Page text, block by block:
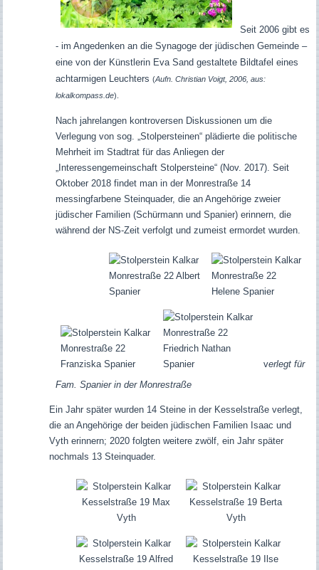
Seit 2006 gibt es
- im Angedenken an die Synagoge der jüdischen Gemeinde –
eine von der Künstlerin Eva Sand gestaltete Bildtafel eines
achtarmigen Leuchters (Aufn. Christian Voigt, 2006, aus:
lokalkompass.de).
Nach jahrelangen kontroversen Diskussionen um die
Verlegung von sog. „Stolpersteinen“ plädierte die politische
Mehrheit im Stadtrat für das Anliegen der
„Interessengemeinschaft Stolpersteine“ (Nov. 2017). Seit
Oktober 2018 findet man in der Monrestraße 14
messingfarbene Steinquader, die an Angehörige zweier
jüdischer Familien (Schürmann und Spanier) erinnern, die
während der NS-Zeit verfolgt und zumeist ermordet wurden.
verlegt für
Fam. Spanier in der Monrestraße
Ein Jahr später wurden 14 Steine in der Kesselstraße verlegt,
die an Angehörige der beiden jüdischen Familien Isaac und
Vyth erinnern; 2020 folgten weitere zwölf, ein Jahr später
nochmals 13 Steinquader.